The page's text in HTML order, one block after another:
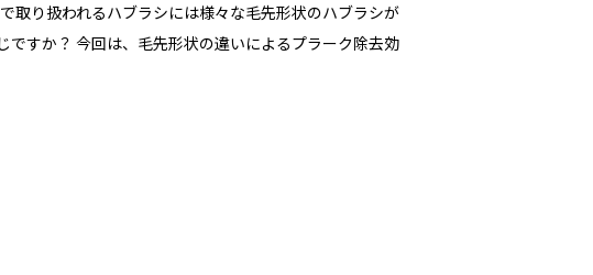
取り扱われるハブラシには様々な毛先形状のハブラシが
ですか？ 今回は、毛先形状の違いによるプラーク除去効